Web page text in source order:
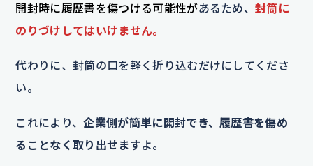
開封時に履歴書を傷つける可能性があるため、封筒に
のりづけしてはいけません。
代わりに、封筒の口を軽く折り込むだけにしてくださ
い。
これにより、企業側が簡単に開封でき、履歴書を傷め
ることなく取り出せますよ。